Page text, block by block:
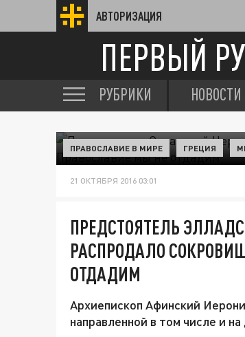
АВТОРИЗАЦИЯ
ПЕРВЫЙ
РУБРИКИ НОВОСТИ
ПРАВОСЛАВИЕ В МИРЕ ГРЕЦИЯ
21 ОКТЯБРЯ 2016 03:01
ПРЕДСТОЯТЕЛЬ
РАСПРОДАЛО
ОТДАДИМ
Архиепископ Афинский
направленной в том числе и